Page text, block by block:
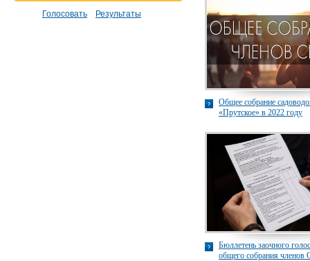
Общее собрание
«Прутское» в 2022 году
Бюллетень заочного
общего собрания членов